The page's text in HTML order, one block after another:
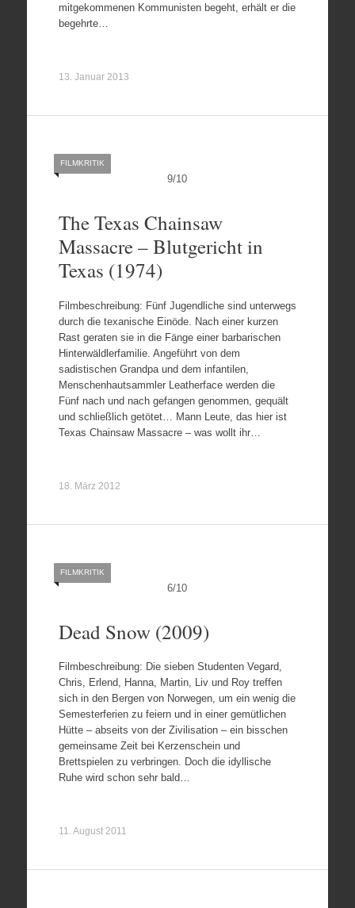
mitgekommenen Kommunisten begeht, erhält er die
begehrte…
13. Januar 2013
9/10
FILMKRITIK
The Texas Chainsaw
Massacre – Blutgericht in
Texas (1974)
Filmbeschreibung: Fünf Jugendliche sind unterwegs
durch die texanische Einöde. Nach einer kurzen
Rast geraten sie in die Fänge einer barbarischen
Hinterwäldlerfamilie. Angeführt von dem
sadistischen Grandpa und dem infantilen,
Menschenhautsammler Leatherface werden die
Fünf nach und nach gefangen genommen, gequält
und schließlich getötet… Mann Leute, das hier ist
Texas Chainsaw Massacre – was wollt ihr…
18. März 2012
6/10
FILMKRITIK
Dead Snow (2009)
Filmbeschreibung: Die sieben Studenten Vegard,
Chris, Erlend, Hanna, Martin, Liv und Roy treffen
sich in den Bergen von Norwegen, um ein wenig die
Semesterferien zu feiern und in einer gemütlichen
Hütte – abseits von der Zivilisation – ein bisschen
gemeinsame Zeit bei Kerzenschein und
Brettspielen zu verbringen. Doch die idyllische
Ruhe wird schon sehr bald…
11. August 2011